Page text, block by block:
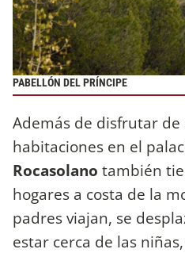
PABELLÓN DEL PRÍNCIPE
Además de disfrutar de
habitaciones en el
Rocasolano también
hogares a costa de la
padres viajan, se
estar cerca de las